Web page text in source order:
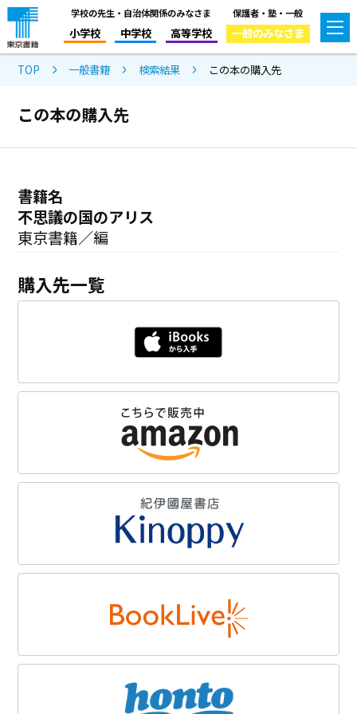
学校の先生・自治体関係のみなさま
小学校 中学校 高等学校
保護者・塾・一般
一般のみなさま
TOP 一般書籍 検索結果 この本の購入先
この本の購入先
書籍名
不思議の国のアリス
東京書籍／編
購入先一覧